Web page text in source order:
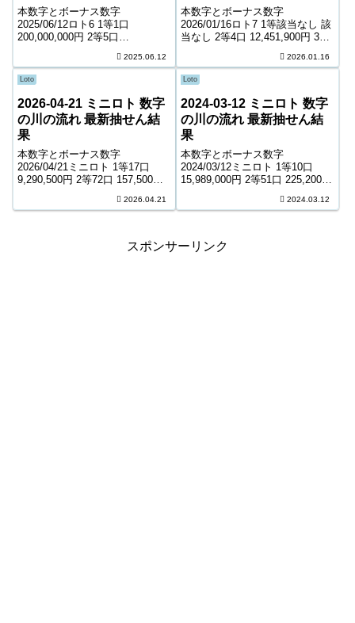
2,290,785円
本数字とボーナス数字
2025/06/12ロト6 1等1口
200,000,000円 2等5口
円 4等12,816口 5,400円 5等
174,837口 1,000円 キャリーオー
バー ...
2025.06.12
421,366,875円
本数字とボーナス数字
2026/01/16ロト7 1等該当なし 該
当なし 2等4口 12,451,900円 3等
7,500円 5等81,348口 1,400円 6
等123,996口 1,100円 ...
2026.01.16
Loto
2026-04-21 ミニロト 数字
の川の流れ 最新抽せん結
果
本数字とボーナス数字
2026/04/21ミニロト 1等17口
9,290,500円 2等72口 157,500円
口 1,000円 ＊抽せんの結果は最
2026.04.21
Loto
2024-03-12 ミニロト 数字
の川の流れ 最新抽せん結
果
本数字とボーナス数字
2024/03/12ミニロト 1等10口
15,989,000円 2等51口 225,200円
口 1,000円 ＊抽せんの結果は最
2024.03.12
スポンサーリンク